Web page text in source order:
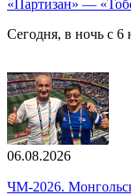
«Партизан» —
Сегодня, в ночь с 6
06.08.2026
ЧМ-2026.